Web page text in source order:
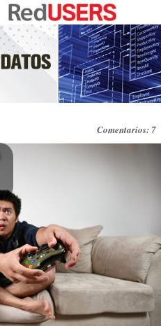
Comentarios: 7